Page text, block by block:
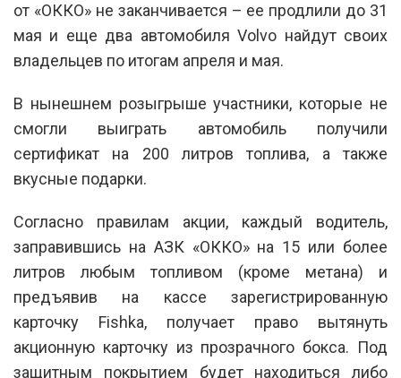
от «ОККО» не заканчивается – ее продлили до 31
мая и еще два автомобиля Volvo найдут своих
владельцев по итогам апреля и мая.
В нынешнем розыгрыше участники, которые не
смогли выиграть автомобиль получили
сертификат на 200 литров топлива, а также
вкусные подарки.
Согласно правилам акции, каждый водитель,
заправившись на АЗК «ОККО» на 15 или более
литров любым топливом (кроме метана) и
предъявив на кассе зарегистрированную
карточку Fishka, получает право вытянуть
акционную карточку из прозрачного бокса. Под
защитным покрытием будет находиться либо